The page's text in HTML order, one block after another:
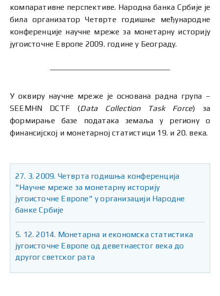
компаративне перспективе. Народна банка Србије је
била организатор Четврте годишње међународне
конференције научне мреже за монетарну историју
југоисточне Европе 2009. године у Београду.
У оквиру научне мреже је основана радна група –
SEEMHN DCTF (Data Collection Task Force) за
формирање базе података земаља у региону о
финансијској и монетарној статистици 19. и 20. века.
27. 3. 2009. Четврта годишња конференција
"Научне мреже за монетарну историју
југоисточне Европе" у организацији Народне
банке Србије
5. 12. 2014. Монетарна и економска статистика
југоисточне Европе од деветнаестог века до
другог светског рата